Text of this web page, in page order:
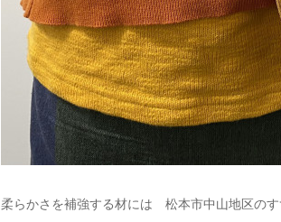
柔らかさを補強する材には 松本市中山地区のす